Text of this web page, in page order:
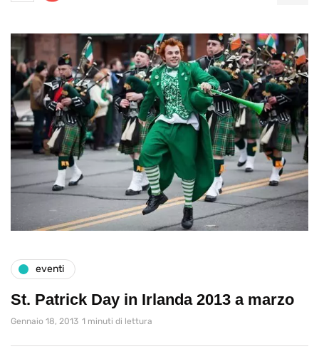
eventi
St. Patrick Day in Irlanda 2013 a marzo
Gennaio 18, 2013 1 minuti di lettura